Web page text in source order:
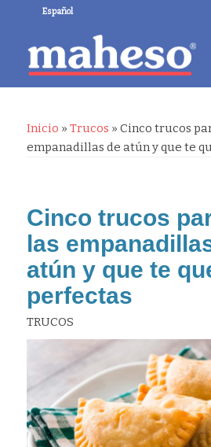
Español
Inicio » Trucos » Cinco trucos
empanadillas de atún y que te
Cinco trucos
las
atún y que te
perfectas
TRUCOS